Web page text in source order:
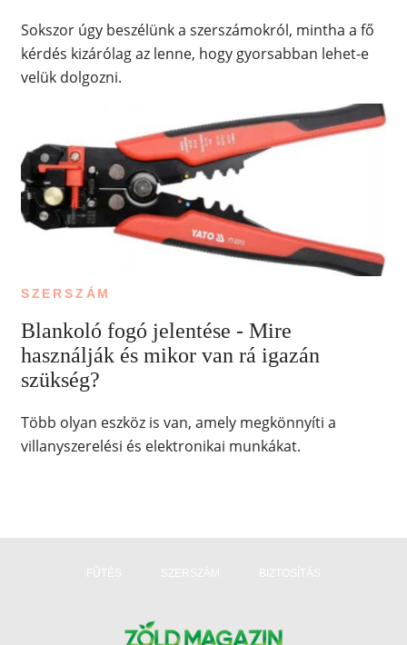
Sokszor úgy beszélünk a szerszámokról, mintha a fő
kérdés kizárólag az lenne, hogy gyorsabban lehet-e
velük dolgozni.
SZERSZÁM
Blankoló fogó jelentése - Mire
használják és mikor van rá igazán
szükség?
Több olyan eszköz is van, amely megkönnyíti a
villanyszerelési és elektronikai munkákat.